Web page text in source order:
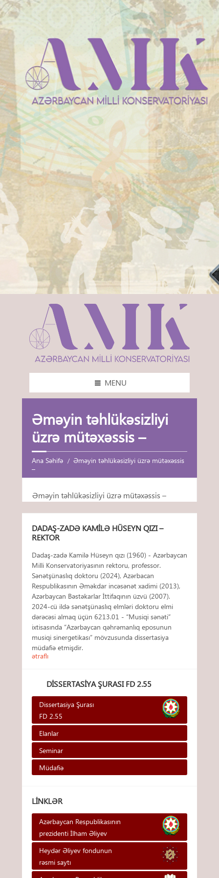
MENU
Əməyin təhlükəsizliyi
üzrə mütəxəssis –
Ana Səhifə
Əməyin təhlükəsizliyi üzrə mütəxəssis
–
Əməyin təhlükəsizliyi üzrə mütəxəssis –
DADAŞ-ZADƏ KAMILƏ HÜSEYN QIZI –
REKTOR
Dadaş-zadə Kamilə Hüseyn qızı (1960) - Azərbaycan
Milli Konservatoriyasının rektoru, professor.
Sənətşünaslıq doktoru (2024), Azərbacan
Respublikasının Əməkdar incəsənət xadimi (2013),
Azərbaycan Bəstəkarlar İttifaqının üzvü (2007).
2024-cü ildə sənətşünaslıq elmləri doktoru elmi
dərəcəsi almaq üçün 6213.01 - “Musiqi sənəti”
ixtisasında “Azərbaycan qəhrəmanlıq eposunun
musiqi sinergetikası” mövzusunda dissertasiya
müdafiə etmişdir.
ətraflı
DISSERTASIYA ŞURASI FD 2.55
Dissertasiya Şurası
FD 2.55
Elanlar
Seminar
Müdafiə
LINKLƏR
Azərbaycan Respublikasının
prezidenti İlham Əliyev
Heydər Əliyev fondunun
rəsmi saytı